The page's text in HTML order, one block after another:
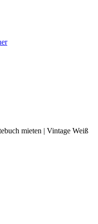
mieten | Vintage Weiß